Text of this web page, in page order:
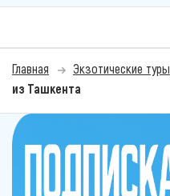
Главная Экзотические туры
из Ташкента